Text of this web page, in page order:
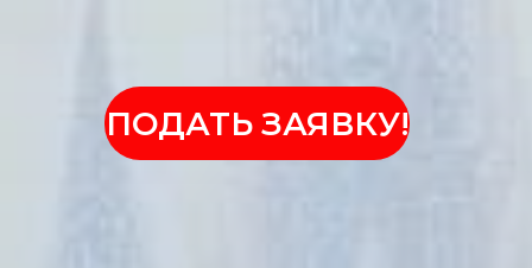
ПОДАТЬ ЗАЯВКУ!